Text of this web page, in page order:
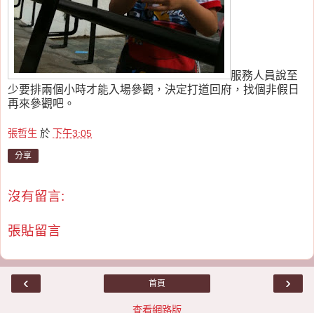
服務人員說至
少要排兩個小時才能入場參觀，決定打道回府，找個非假日
再來參觀吧。
張哲生 於 下午3:05
分享
沒有留言:
張貼留言
‹ ›
首頁
查看網路版